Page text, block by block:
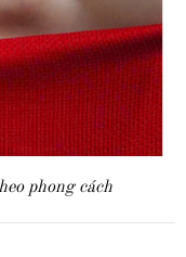
phong cách